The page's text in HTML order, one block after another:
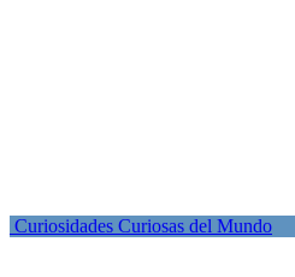
Curiosidades Curiosas del Mundo